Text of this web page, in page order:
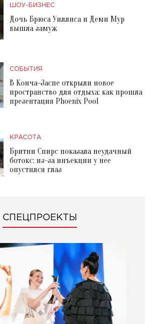
ШОУ-БИЗНЕС
Дочь Брюса Уиллиса и Деми Мур
вышла замуж
СОБЫТИЯ
В Конча-Заспе открыли новое
пространство для отдыха: как прошла
презентация Phoenix Pool
КРАСОТА
Бритни Спирс показала неудачный
ботокс: из-за инъекции у нее
опустился глаз
СПЕЦПРОЕКТЫ